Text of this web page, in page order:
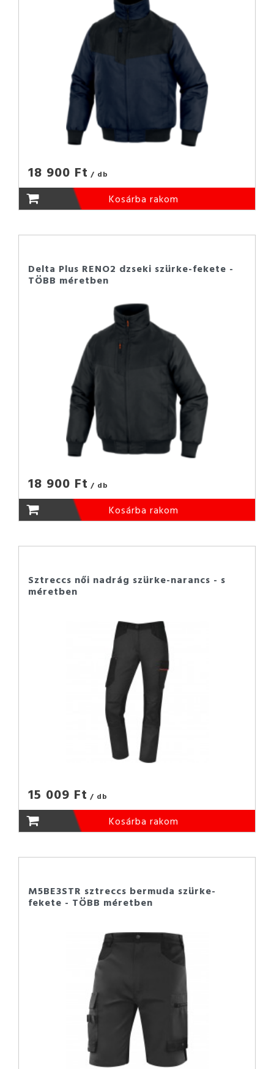
18 900 Ft / db
Kosárba rakom
Delta Plus RENO2 dzseki szürke-fekete -
TÖBB méretben
18 900 Ft / db
Kosárba rakom
Sztreccs női nadrág szürke-narancs - s
méretben
15 009 Ft / db
Kosárba rakom
M5BE3STR sztreccs bermuda szürke-
fekete - TÖBB méretben